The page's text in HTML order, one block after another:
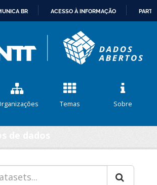
CONTEÚDO
BR ACESSO À INFORMAÇÃO
Temas Sobre